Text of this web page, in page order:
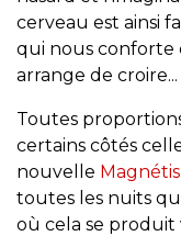
cerveau est ainsi
qui nous conforte
arrange de croire...
Toutes
certains côtés
nouvelle
toutes les nuits
où cela se